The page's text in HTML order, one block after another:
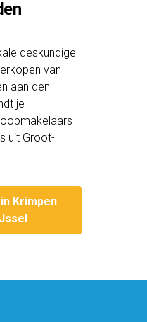
deskundige
van
aan den
je
uit Groot-
Krimpen